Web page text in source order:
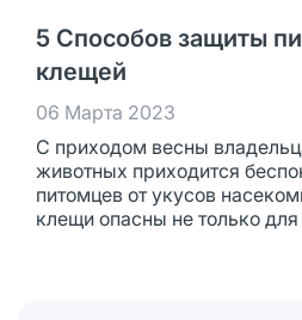
5 Способов защиты
клещей
06 Марта 2023
С приходом весны
животных приходится
питомцев от укусов
клещи опасны не только для